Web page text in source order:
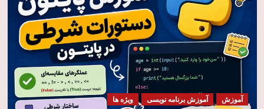
آموزش آموزش برنامه نویسی ویژه ها